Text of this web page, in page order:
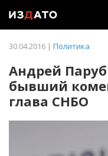
30.04.2016 | Политика
Андрей
бывший
глава СНБО